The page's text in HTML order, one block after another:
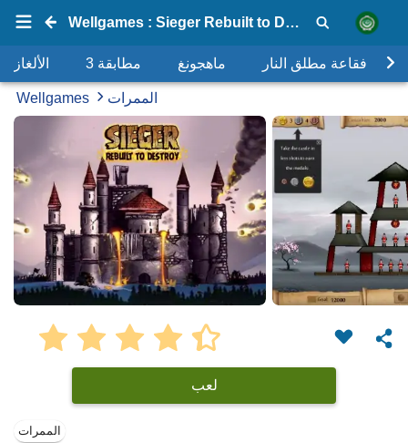
Wellgames : Sieger Rebuilt to Destroy
الألغاز مطابقة 3 ماهجونغ فقاعة مطلق النار
Wellgames الممرات
لعب
الممرات